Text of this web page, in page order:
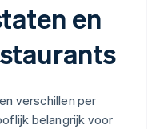
en
verschillen per
belangrijk voor